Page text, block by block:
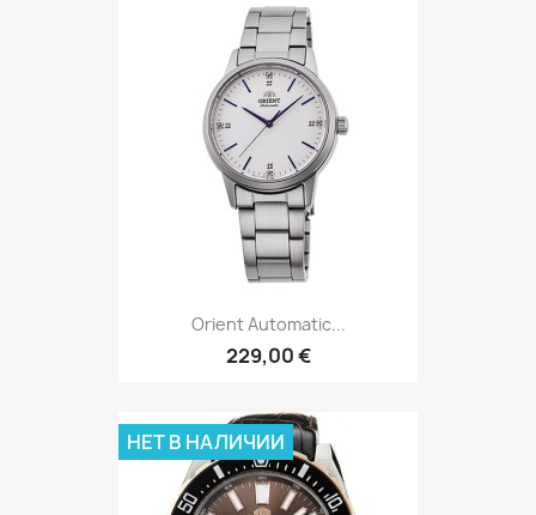
Orient Automatic...
229,00 €
НЕТ В НАЛИЧИИ